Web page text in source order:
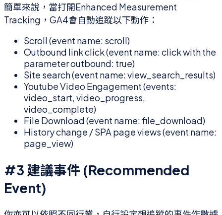
簡單來說，當打開Enhanced Measurement
Tracking，GA4會自動追蹤以下動作：
Scroll (event name: scroll)
Outbound link click (event name: click with the
parameter outbound: true)
Site search (event name: view_search_results)
Youtube Video Engagement (events:
video_start, video_progress,
video_complete)
File Download (event name: file_download)
History change / SPA page views (event name:
page_view)
#3 建議事件 (Recommended
Event)